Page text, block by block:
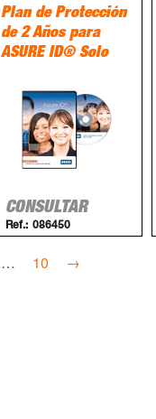
Plan de Protección
de 2 Años para
ASURE ID® Solo
CONSULTAR
Ref.: 086450
… 10 →